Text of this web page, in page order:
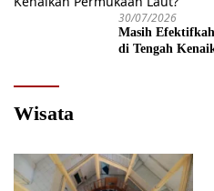
30/07/2026
Masih
di Tengah
Wisata